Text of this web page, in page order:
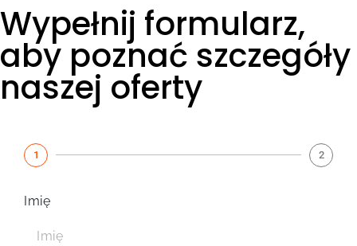
Wypełnij formularz,
aby poznać szczegóły
naszej oferty
1 2
Imię